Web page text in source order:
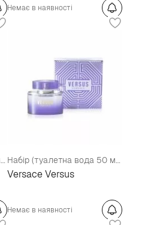
Немає в наявності
Набір (туалетна вода 50 мл + лосьйон для тіла 100 мл) Набір (туалетна вода 50 мл + туалетна вода 3,5 мл + лосьйон для тіла 50 мл + гель для душу 50 мл)
Versace Versus
Немає в наявності